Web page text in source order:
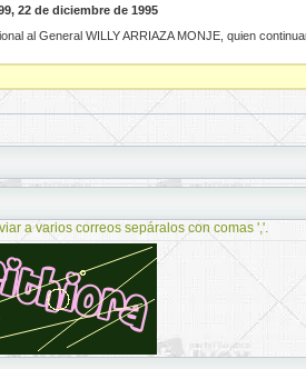
22 de diciembre de 1995
al General WILLY ARRIAZA MONJE, quien
a varios correos sepáralos con comas ','.